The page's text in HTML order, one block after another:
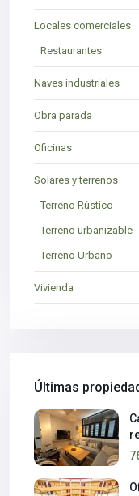
Locales comerciales
Restaurantes
Naves industriales
Obra parada
Oficinas
Solares y terrenos
Terreno Rústico
Terreno urbanizable
Terreno Urbano
Vivienda
Últimas